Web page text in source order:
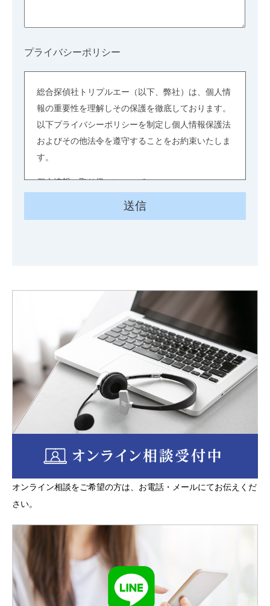
プライバシーポリシー
総合探偵社トリプルエー（以下、弊社）は、個人情
報の重要性を理解しその保護を徹底しております。
以下プライバシーポリシーを制定し個人情報保護法
およびその他法令を遵守することをお約束いたしま
す。
個人情報の取り扱いについて
個人情報とは、お客様から提供された情報及び業務
に関連する情報、並びに関係者に関する情報のう
っても他の情報と容易に照合することができ、これ
により特定の個人を識別することができることとな
るものを含む）をいいます。
弊社は善良な管理者の注意義務をもって個人情報及
び秘密情報等を管理し、それらを保護するために、
情報等の漏洩が生じないように必要かつ適切な、合
理的予防措置を講じます。個人情報及び秘密情報等
について、厳密に秘密を保持するものとし、第三者
に開示あるいは漏洩し、また、業務の目的以外に使
①ご本人の同意がある場合
護のために必要がある場合
秘密情報とは、お客様から提供された情報及び業務
に関連する情報であって、営業上、技術上、財産
上、その他有益な情報及び秘密とされるべき情報を
いいます。但し、そのうち次の各号の情報について
は除外いたします。
オンライン相談をご希望の方は、お電話・メールにてお伝えくだ
さい。